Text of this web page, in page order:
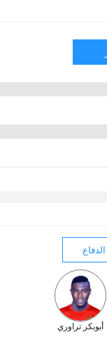
الدفاع
أبوبكر تراوري